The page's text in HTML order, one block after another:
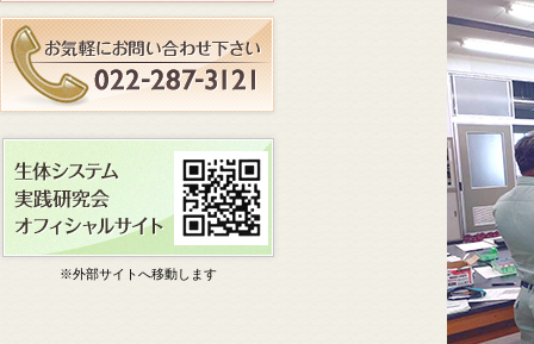
※外部サイトへ移動します